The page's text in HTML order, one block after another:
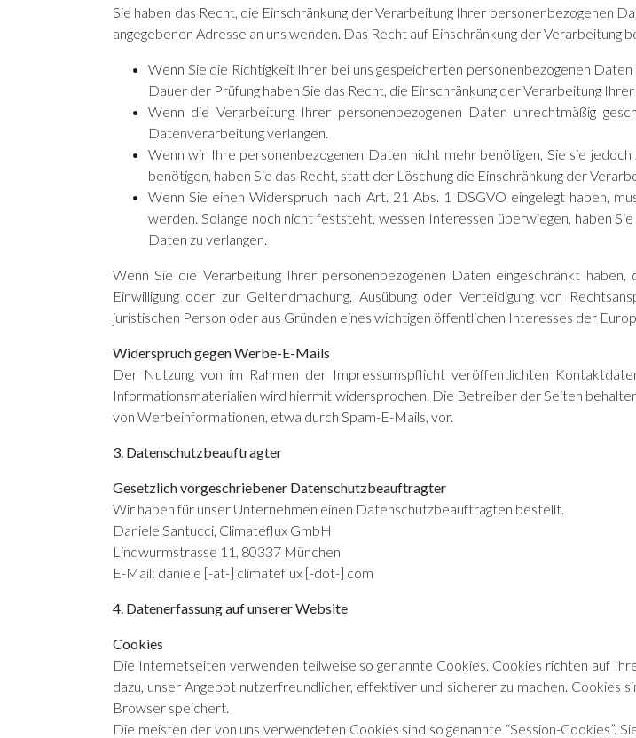
Sie haben das Recht, die Einschränkung der Verarbeitung Ihrer personenbezogenen
angegebenen Adresse an uns wenden. Das Recht auf Einschränkung der Verarbeitung
Wenn Sie die Richtigkeit Ihrer bei uns gespeicherten personenbezogenen
Dauer der Prüfung haben Sie das Recht, die Einschränkung der Verarbeitung
Wenn die Verarbeitung Ihrer personenbezogenen Daten unrechtmäßig
Datenverarbeitung verlangen.
Wenn wir Ihre personenbezogenen Daten nicht mehr benötigen, Sie sie
benötigen, haben Sie das Recht, statt der Löschung die Einschränkung der
Wenn Sie einen Widerspruch nach Art. 21 Abs. 1 DSGVO eingelegt haben,
werden. Solange noch nicht feststeht, wessen Interessen überwiegen, haben
Daten zu verlangen.
Wenn Sie die Verarbeitung Ihrer personenbezogenen Daten eingeschränkt
Einwilligung oder zur Geltendmachung, Ausübung oder Verteidigung von
juristischen Person oder aus Gründen eines wichtigen öffentlichen Interesses der
Widerspruch gegen Werbe-E-Mails
Der Nutzung von im Rahmen der Impressumspflicht veröffentlichten
Informationsmaterialien wird hiermit widersprochen. Die Betreiber der Seiten
von Werbeinformationen, etwa durch Spam-E-Mails, vor.
3. Datenschutzbeauftragter
Gesetzlich vorgeschriebener Datenschutzbeauftragter
Wir haben für unser Unternehmen einen Datenschutzbeauftragten bestellt.
Daniele Santucci, Climateflux GmbH
Lindwurmstrasse 11, 80337 München
E-Mail: daniele [-at-] climateflux [-dot-] com
4. Datenerfassung auf unserer Website
Cookies
Die Internetseiten verwenden teilweise so genannte Cookies. Cookies richten auf
dazu, unser Angebot nutzerfreundlicher, effektiver und sicherer zu machen. Cookies
Browser speichert.
Die meisten der von uns verwendeten Cookies sind so genannte “Session-Cookies”.